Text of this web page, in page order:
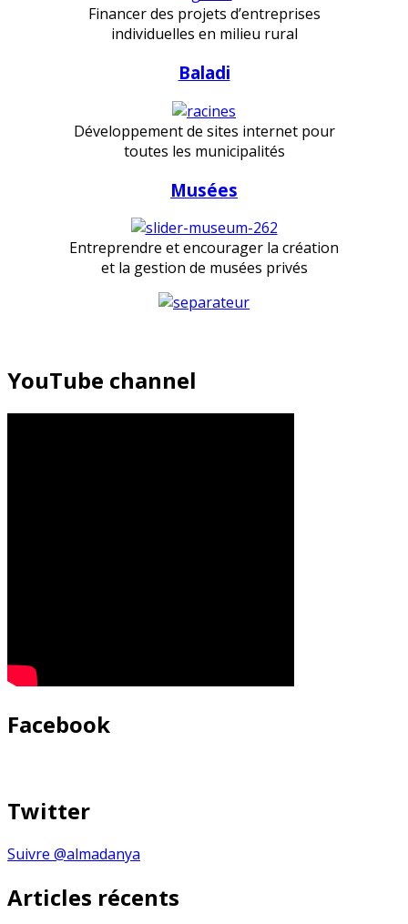
Financer des projets d’entreprises
individuelles en milieu rural
Baladi
Développement de sites internet pour
toutes les municipalités
Musées
Entreprendre et encourager la création
et la gestion de musées privés
YouTube channel
Facebook
Twitter
Suivre @almadanya
Articles récents